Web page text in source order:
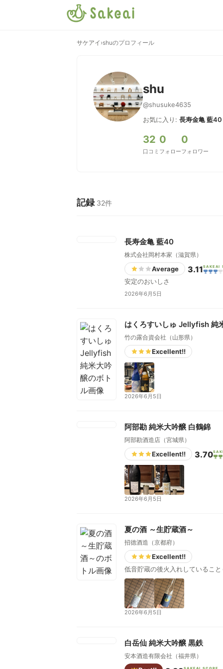
サケアイ ›shuのプロフィール
shu
@shusuke4635
お気に入り: 長寿金亀 藍40
32
口コミ
0
フォロー
0
フォロワー
記録 32件
長寿金亀 藍40
株式会社岡村本家（滋賀県）
Average 3.11SAKEAI
安定のおいしさ
2026年6月5日
はくろすいしゅ Jellyfish 純
竹の露合資会社（山形県）
Excellent!!
2026年6月5日
阿部勘 純米大吟醸 白鶴錦
阿部勘酒造店（宮城県）
Excellent!! 3.70
2026年6月5日
夏の酒 ～生貯蔵酒～
招德酒造（京都府）
Excellent!!
低音貯蔵の後火入れしているこ
2026年6月5日
白岳仙 純米大吟醸 黒鉄
安本酒造有限会社（福井県）